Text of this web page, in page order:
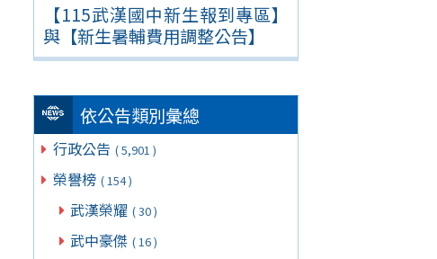
【115武漢國中新生報到專區】
與【新生暑輔費用調整公告】
依公告類別彙總
行政公告 ( 5,901 )
榮譽榜 ( 154 )
武漢榮耀 ( 30 )
武中豪傑 ( 16 )